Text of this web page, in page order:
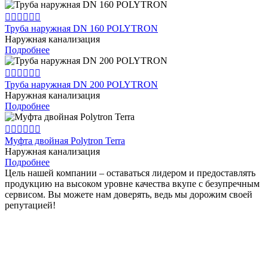
     
Труба наружная DN 160 POLYTRON
Наружная канализация
Подробнее
     
Труба наружная DN 200 POLYTRON
Наружная канализация
Подробнее
     
Муфта двойная Polytron Terra
Наружная канализация
Подробнее
Цель нашей компании – оставаться лидером и предоставлять
продукцию на высоком уровне качества вкупе с безупречным
сервисом. Вы можете нам доверять, ведь мы дорожим своей
репутацией!